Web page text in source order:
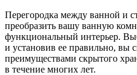
Перегородка между ванной и
преобразить вашу ванную
функциональный интерьер.
и установив ее правильно, вы
преимуществами скрытого
в течение многих лет.